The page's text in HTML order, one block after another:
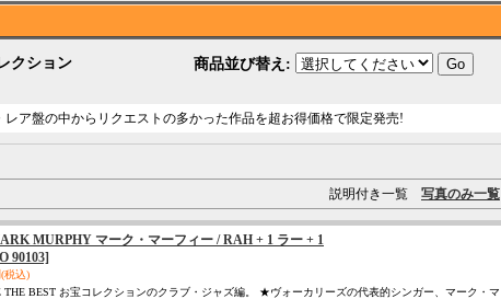
クション 商品並び替え :
ア盤の中からリクエストの多かった作品を超お得価格で限定発売!
説明付き一覧 写真のみ一覧
MURPHY マーク・マーフィー / RAH + 1 ラー + 1
90103]
(税込)
BEST お宝コレクションのクラブ・ジャズ編。 ★ヴォーカリーズの代表的シンガー、マーク・マ